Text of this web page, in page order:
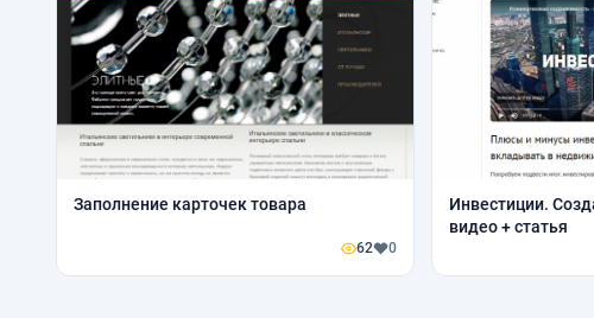
Заполнение карточек товара
62 0
Инвестиции.
видео + статья